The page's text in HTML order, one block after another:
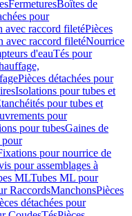
FermeturesBoîtes de
pour
avec raccord filetéPièces
avec raccord filetéNourrice
d'eauTés pour
Pièces détachées pour
Isolations pour tubes et
pour tubes et
pour
pour tubesGaines de
pour nourrice de
pour assemblages à
MLTubes ML pour
RaccordsManchonsPièces
détachées pour